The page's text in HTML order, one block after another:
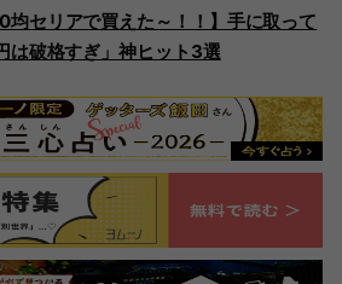
均セリアで買えた～！！】手に取って
は破格すぎ」神ヒット3選